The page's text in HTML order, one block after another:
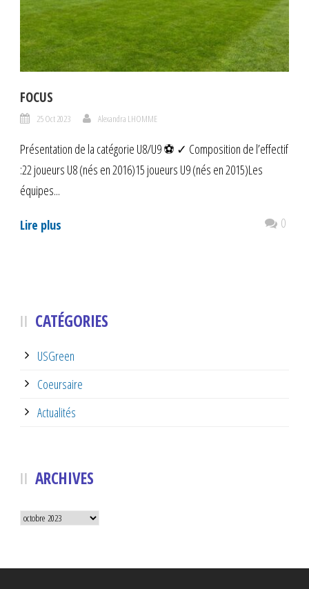
FOCUS
25 Oct 2023 Alexandra LHOMME
Présentation de la catégorie U8/U9 ⚽ ✓ Composition de l’effectif
:22 joueurs U8 (nés en 2016)15 joueurs U9 (nés en 2015)Les
équipes...
Lire plus 0
CATÉGORIES
USGreen
Coeursaire
Actualités
ARCHIVES
Archives